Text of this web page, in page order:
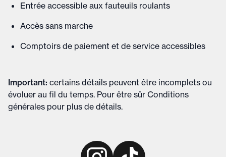
Entrée accessible aux fauteuils roulants
Accès sans marche
Comptoirs de paiement et de service accessibles
Important: certains détails peuvent être incomplets ou
évoluer au fil du temps. Pour être sûr Conditions
générales pour plus de détails.